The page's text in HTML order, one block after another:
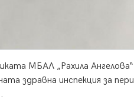
МБАЛ „Рахила
здравна инспекция за